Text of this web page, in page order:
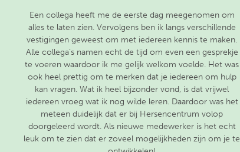
Een collega heeft me de eerste dag meegenomen om
alles te laten zien. Vervolgens ben ik langs verschillende
vestigingen geweest om met iedereen kennis te maken.
Alle collega’s namen echt de tijd om even een gesprekje
te voeren waardoor ik me gelijk welkom voelde. Het was
ook heel prettig om te merken dat je iedereen om hulp
kan vragen. Wat ik heel bijzonder vond, is dat vrijwel
iedereen vroeg wat ik nog wilde leren. Daardoor was het
meteen duidelijk dat er bij Hersencentrum volop
doorgeleerd wordt. Als nieuwe medewerker is het echt
leuk om te zien dat er zoveel mogelijkheden zijn om je te